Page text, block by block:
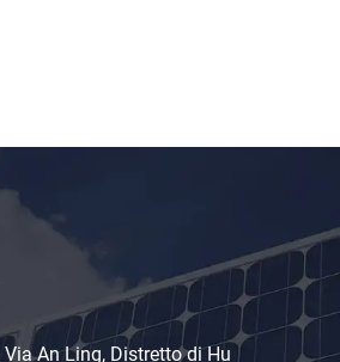
Via An Ling, Distretto di Hu